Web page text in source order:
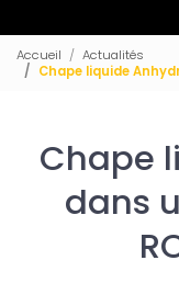
Accueil
Actualités
Chape liquide
Chape
dans